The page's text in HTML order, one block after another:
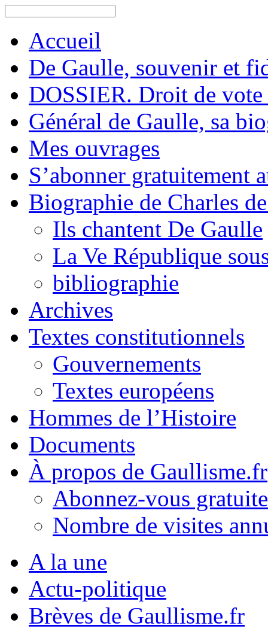
Accueil
De Gaulle, souvenir et
DOSSIER. Droit de vote
Général de Gaulle, sa
Mes ouvrages
S’abonner gratuitement
Biographie de Charles
Ils chantent De Gaulle
La Ve République
bibliographie
Archives
Textes constitutionnels
Gouvernements
Textes européens
Hommes de l’Histoire
Documents
À propos de Gaullisme.fr
Abonnez-vous
Nombre de visites
A la une
Actu-politique
Brèves de Gaullisme.fr